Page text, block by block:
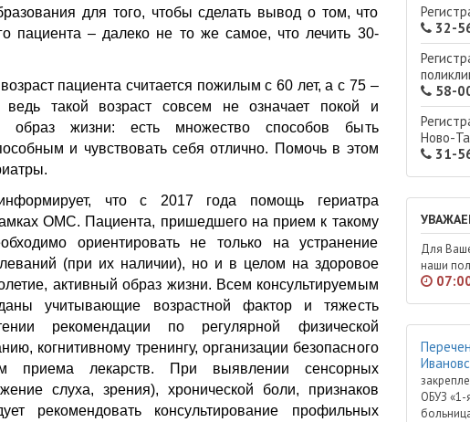
для того, чтобы сделать вывод о том, что
пациента – далеко не то же самое, что лечить 30-
пациента считается пожилым с 60 лет, а с 75 –
ведь такой возраст совсем не означает покой и
образ жизни: есть множество способов быть
и чувствовать себя отлично. Помочь в этом
что с 2017 года помощь гериатра
ОМС. Пациента, пришедшего на прием к такому
ориентировать не только на устранение
(при их наличии), но и в целом на здоровое
активный образ жизни. Всем консультируемым
учитывающие возрастной фактор и тяжесть
рекомендации по регулярной физической
когнитивному тренингу, организации безопасного
приема лекарств. При выявлении сенсорных
слуха, зрения), хронической боли, признаков
рекомендовать консультирование профильных
32-
58-
Ново-
31-
Для
наши
ОБУЗ «1-